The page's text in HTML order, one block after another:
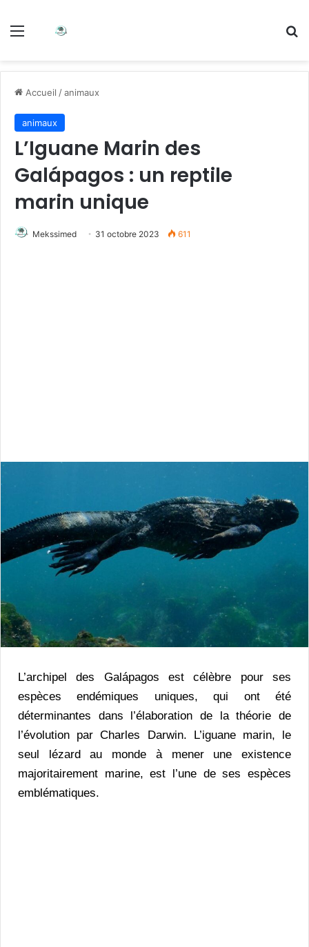
Accueil /animaux
animaux
L’Iguane Marin des
Galápagos : un reptile
marin unique
Mekssimed 31 octobre 2023 611
L’archipel des Galápagos est célèbre pour ses
espèces endémiques uniques, qui ont été
déterminantes dans l’élaboration de la théorie de
l’évolution par Charles Darwin. L’iguane marin, le
seul lézard au monde à mener une existence
majoritairement marine, est l’une de ses espèces
emblématiques.